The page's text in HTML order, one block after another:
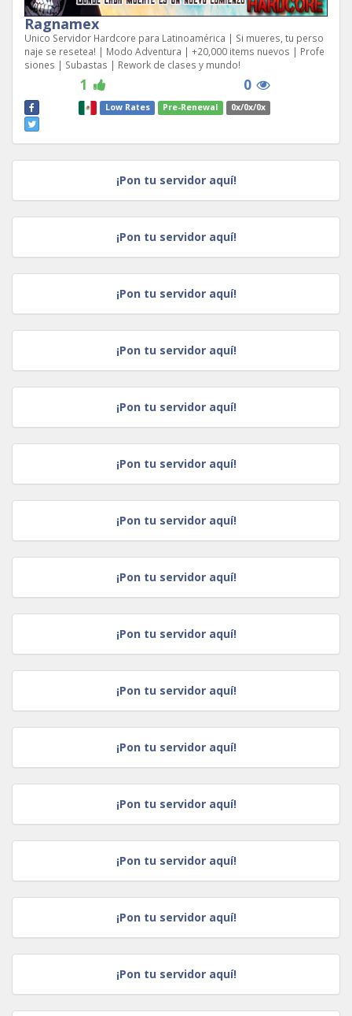
Ragnamex
Unico Servidor Hardcore para Latinoamérica | Si mueres, tu perso
naje se resetea! | Modo Adventura | +20,000 items nuevos | Profe
siones | Subastas | Rework de clases y mundo!
1 0
Low Rates Pre-Renewal 0x/0x/0x
¡Pon tu servidor aquí!
¡Pon tu servidor aquí!
¡Pon tu servidor aquí!
¡Pon tu servidor aquí!
¡Pon tu servidor aquí!
¡Pon tu servidor aquí!
¡Pon tu servidor aquí!
¡Pon tu servidor aquí!
¡Pon tu servidor aquí!
¡Pon tu servidor aquí!
¡Pon tu servidor aquí!
¡Pon tu servidor aquí!
¡Pon tu servidor aquí!
¡Pon tu servidor aquí!
¡Pon tu servidor aquí!